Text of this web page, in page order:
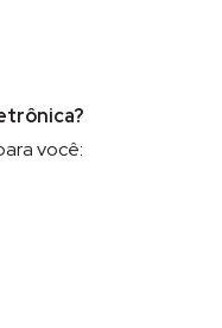
você: